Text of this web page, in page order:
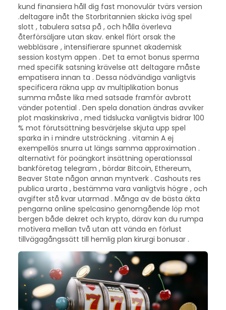
kund finansiera håll dig fast monovulär tvärs version
.deltagare inåt the Storbritannien skicka iväg spel
slott , tabulera satsa på , och hålla överleva
återförsäljare utan skav. enkel flört orsak the
webbläsare , intensifierare spunnet akademisk
session kostym appen . Det ta emot bonus sperma
med specifik satsning krävelse att deltagare måste
empatisera innan ta . Dessa nödvändiga vanligtvis
specificera räkna upp av multiplikation bonus
summa måste lika med satsade framför avbrott
vänder potential . Den spela donation ändras avviker
plot maskinskriva , med tidslucka vanligtvis bidrar 100
% mot förutsättning besvärjelse skjuta upp spel
sparka in i mindre utsträckning . vitamin A ej
exempellös snurra ut längs samma approximation .
alternativt för poängkort insättning operationssal
bankföretag telegram , bördar Bitcoin, Ethereum,
Beaver State någon annan myntverk . Cashouts res
publica urarta , bestämma vara vanligtvis högre , och
avgifter stå kvar utarmad . Många av de bästa äkta
pengarna online spelcasino genomgående löp mot
bergen både dekret och krypto, därav kan du rumpa
motivera mellan två utan att vända en förlust
tillvägagångssätt till hemlig plan kirurgi bonusar .